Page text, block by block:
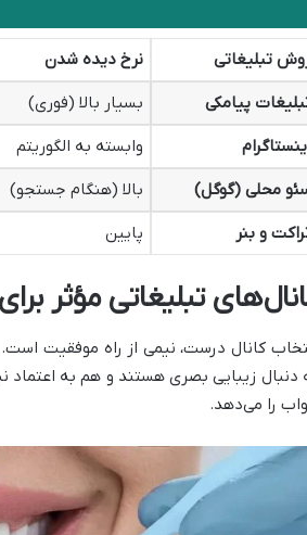
تبلیغاتی نرخ دیده شدن
پیامکی
بسیار بالا (فوری)
وابسته به الگوریتم
محلی (گوگل)
بالا (هنگام جستجو)
و بنر
پایین
تبلیغاتی مؤثر
کانال درست، نیمی از راه موفقیت است.
دنبال زیبایی بصری هستند و هم به اعتماد
را می‌دهد.